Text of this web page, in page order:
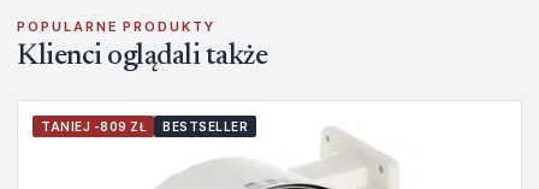
POPULARNE PRODUKTY
Klienci oglądali także
TANIEJ -809 ZŁ BESTSELLER